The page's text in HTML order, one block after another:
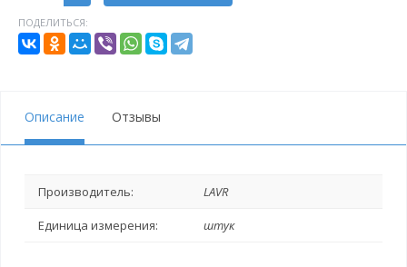
ПОДЕЛИТЬСЯ:
Описание Отзывы
Производитель: LAVR
Единица измерения: штук